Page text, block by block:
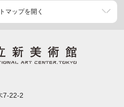
マップを開く
7-22-2